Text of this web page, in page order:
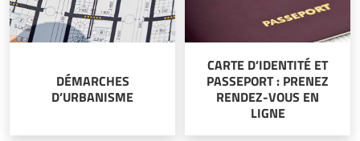
DÉMARCHES
D’URBANISME
CARTE D’IDENTITÉ ET
PASSEPORT : PRENEZ
RENDEZ-VOUS EN
LIGNE